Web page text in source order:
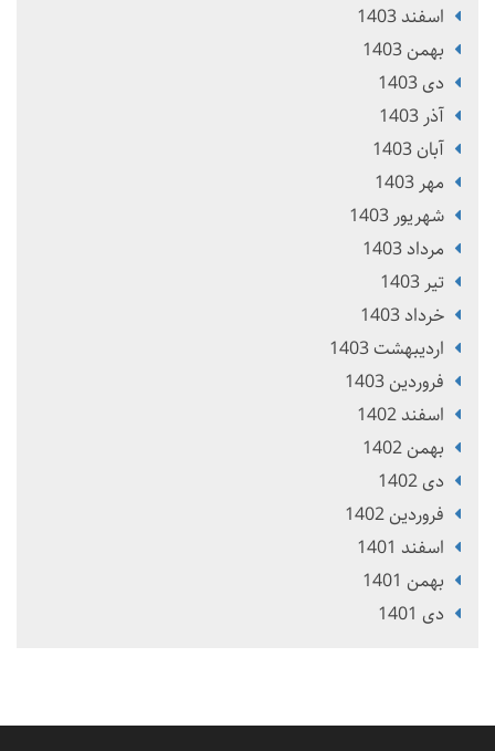
اسفند 1403
بهمن 1403
دی 1403
آذر 1403
آبان 1403
مهر 1403
شهریور 1403
مرداد 1403
تير 1403
خرداد 1403
ارديبهشت 1403
فروردین 1403
اسفند 1402
بهمن 1402
دی 1402
فروردین 1402
اسفند 1401
بهمن 1401
دی 1401